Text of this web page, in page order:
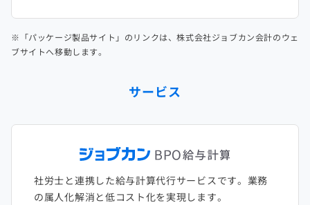
※「パッケージ製品サイト」のリンクは、株式会社ジョブカン会計のウェ
ブサイトへ移動します。
サービス
社労士と連携した給与計算代行サービスです。業務
の属人化解消と低コスト化を実現します。